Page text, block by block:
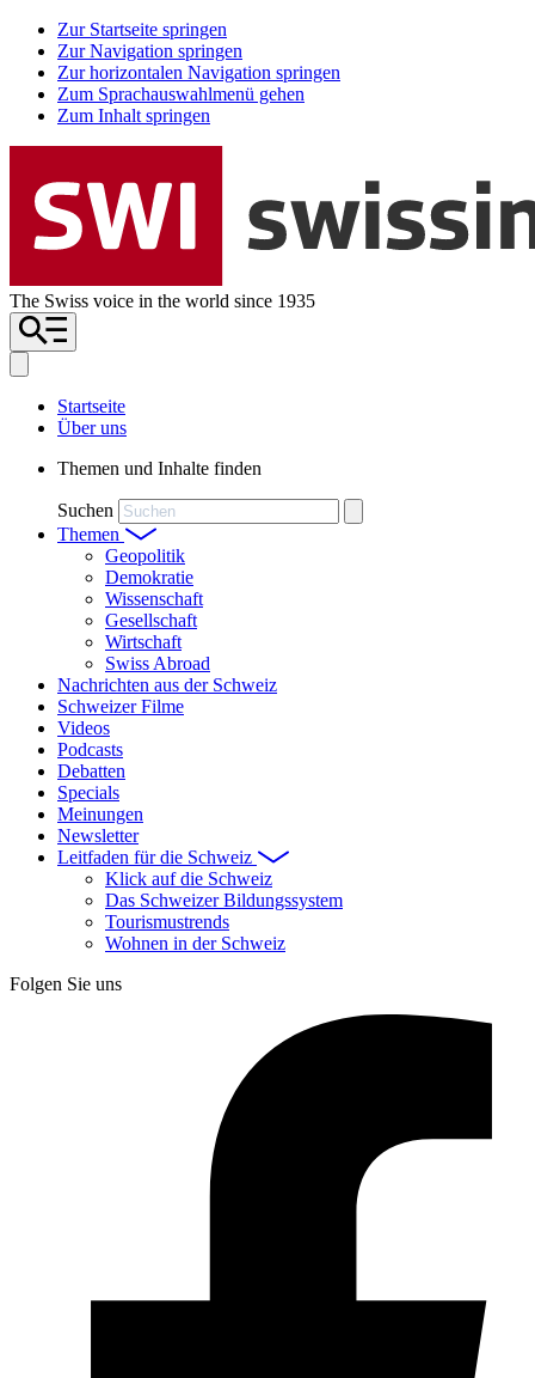
Zur Startseite springen
Zur Navigation springen
Zur horizontalen Navigation springen
Zum Sprachauswahlmenü gehen
Zum Inhalt springen
The Swiss voice in the world since 1935
Startseite
Über uns
Themen und Inhalte finden
Suchen
Themen
Geopolitik
Demokratie
Wissenschaft
Gesellschaft
Wirtschaft
Swiss Abroad
Nachrichten aus der Schweiz
Schweizer Filme
Videos
Podcasts
Debatten
Specials
Meinungen
Newsletter
Leitfaden für die Schweiz
Klick auf die Schweiz
Das Schweizer Bildungssystem
Tourismustrends
Wohnen in der Schweiz
Folgen Sie uns